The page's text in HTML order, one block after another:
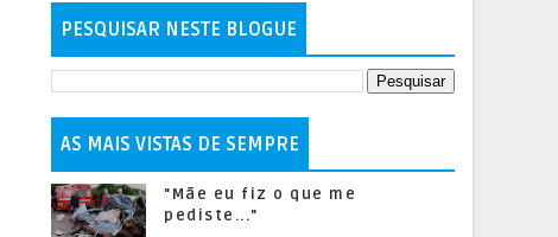
PESQUISAR NESTE BLOGUE
AS MAIS VISTAS DE SEMPRE
"Mãe eu fiz o que me
pediste..."